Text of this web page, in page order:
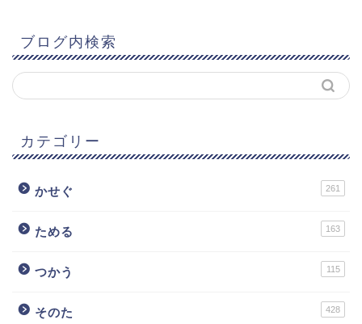
ブログ内検索
カテゴリー
かせぐ 261
ためる 163
つかう 115
そのた 428